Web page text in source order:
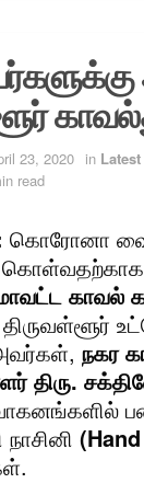
23, 2020 in
read
கொரோனா
கொள்வதற்காக
காவல்
நகர
திரு.
நாசினி